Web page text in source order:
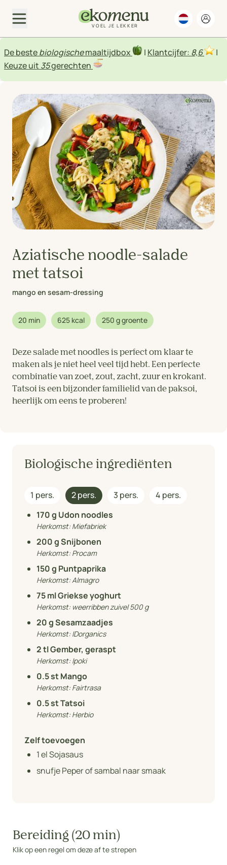
VOEL JE LEKKER
De bestebiologischemaaltijdbox | Klantcijfer: 8,6
|
Keuze uit 35gerechten
Aziatische noodle-salade
met tatsoi
mango en sesam-dressing
20 min 625 kcal 250 g groente
Deze salade met noodles is perfect om klaar te
maken als je niet heel veel tijd hebt. Een perfecte
combinatie van zoet, zout, zacht, zuur en krokant.
Tatsoi is een bijzonder familielid van de paksoi,
heerlijk om eens te proberen!
Biologische ingrediënten
1 pers. 2 pers. 3 pers.
4 pers.
170g Udon noodles
Herkomst:Miefabriek
200g Snijbonen
Herkomst:Procam
150g Puntpaprika
Herkomst:Almagro
75ml Griekse yoghurt
Herkomst: weerribben zuivel 500 g
20g Sesamzaadjes
Herkomst:IDorganics
2tl Gember, geraspt
Herkomst:Ipoki
0.5st Mango
Herkomst:Fairtrasa
0.5st Tatsoi
Herkomst:Herbio
Zelf toevoegen
1el Sojasaus
snufje Peper of sambal naar smaak
Bereiding (20 min)
Klik op een regel om deze af te strepen